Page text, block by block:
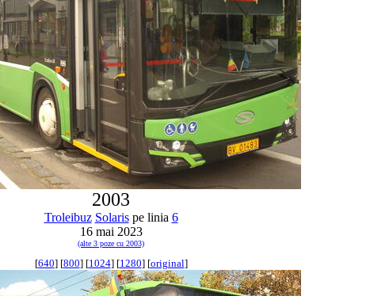
2003
Troleibuz Solarispe linia 6
16 mai 2023
(alte 3 poze cu 2003)
[640] [800] [1024] [1280] [original]